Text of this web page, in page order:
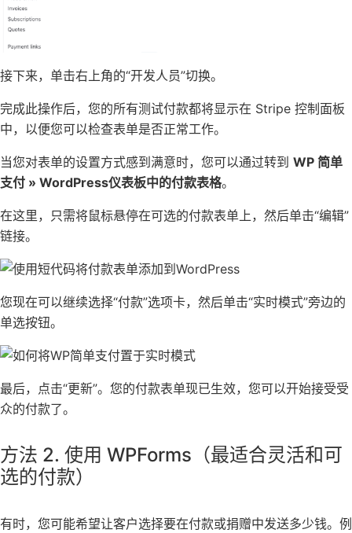
接下来，单击右上角的“开发人员”切换。
完成此操作后，您的所有测试付款都将显示在 Stripe 控制面板
中，以便您可以检查表单是否正常工作。
当您对表单的设置方式感到满意时，您可以通过转到 WP 简单
支付 » WordPress仪表板中的付款表格。
在这里，只需将鼠标悬停在可选的付款表单上，然后单击“编辑”
链接。
您现在可以继续选择“付款”选项卡，然后单击“实时模式”旁边的
单选按钮。
最后，点击“更新”。您的付款表单现已生效，您可以开始接受受
众的付款了。
方法 2. 使用 WPForms（最适合灵活和可
选的付款）
有时，您可能希望让客户选择要在付款或捐赠中发送多少钱。例